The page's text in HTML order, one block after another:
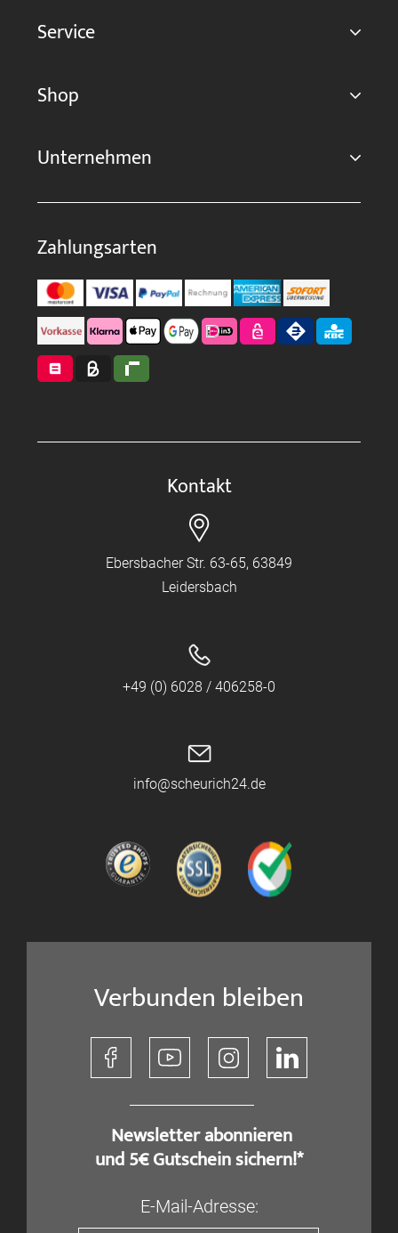
Service
Shop
Unternehmen
Zahlungsarten
Kontakt
Ebersbacher Str. 63-65, 63849
Leidersbach
+49 (0) 6028 / 406258-0
info@scheurich24.de
Verbunden bleiben
​ Newsletter abonnieren
und 5€ Gutschein sichern!*
E-Mail-Adresse: